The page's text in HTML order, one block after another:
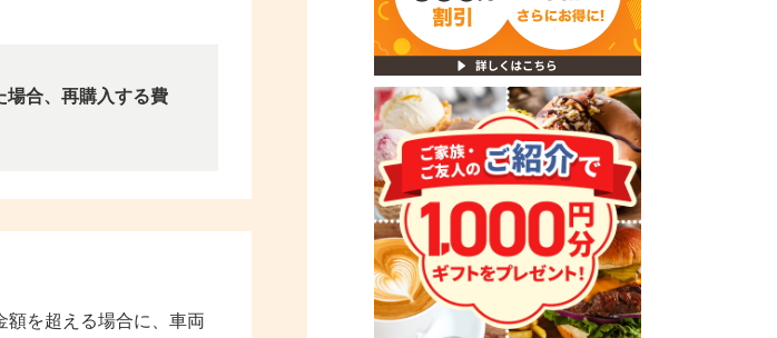
場合、再購入する費
額を超える場合に、車両